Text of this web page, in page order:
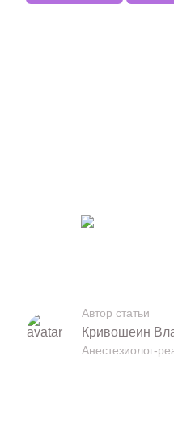
Автор статьи
Кривошеин
Анестезиолог-